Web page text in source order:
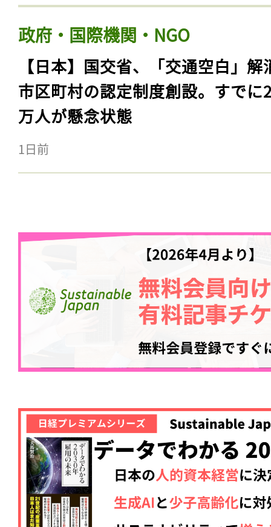
政府・国際機関・NGO
【日本】国交省、「交通空白」解
市区町村の認定制度創設。すでに
万人が懸念状態
1日前